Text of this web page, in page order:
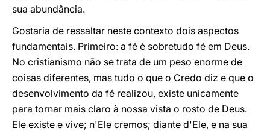
sua abundância.
Gostaria de ressaltar neste contexto dois aspectos
fundamentais. Primeiro: a fé é sobretudo fé em Deus.
No cristianismo não se trata de um peso enorme de
coisas diferentes, mas tudo o que o Credo diz e que o
desenvolvimento da fé realizou, existe unicamente
para tornar mais claro à nossa vista o rosto de Deus.
Ele existe e vive; n'Ele cremos; diante d'Ele, e na sua